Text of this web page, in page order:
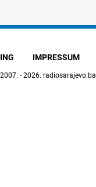
IMPRESSUM
- 2026. radiosarajevo.ba